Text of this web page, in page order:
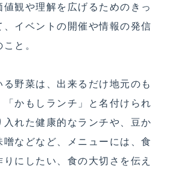
観や理解を広げるためのきっ
イベントの開催や情報の発信
と。
野菜は、出来るだけ地元のも
かもしランチ」と名付けられ
れた健康的なランチや、豆か
などなど、メニューには、食
にしたい、食の大切さを伝え